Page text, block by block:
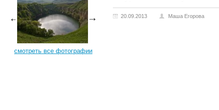
смотреть все фотографии
20.09.2013 Маша Егорова